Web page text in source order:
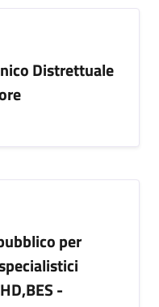
Distrettuale
per
-